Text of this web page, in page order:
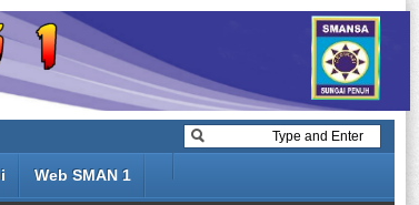
Web SMAN 1